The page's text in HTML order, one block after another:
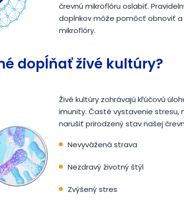
črevnú mikroflóru oslabiť.
doplnkov môže pomôcť obnoviť
mikroflóry.
dopĺňať živé kultúry?
Živé kultúry zohrávajú kľúčovú
imunity. Časté vystavenie stresu,
narušiť prirodzený stav našej
Nevyvážená strava
Nezdravý životný štýl
Zvýšený stres